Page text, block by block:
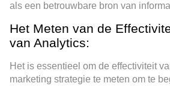
als een betrouwbare bron van
Het Meten van de
van Analytics:
Het is essentieel om de effectiviteit
marketing strategie te meten om te